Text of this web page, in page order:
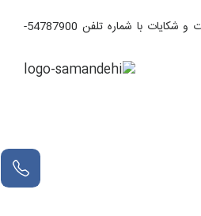
جهت ارئه انتقادات، پیشنهادات و شکایات با شماره تلفن 54787900-